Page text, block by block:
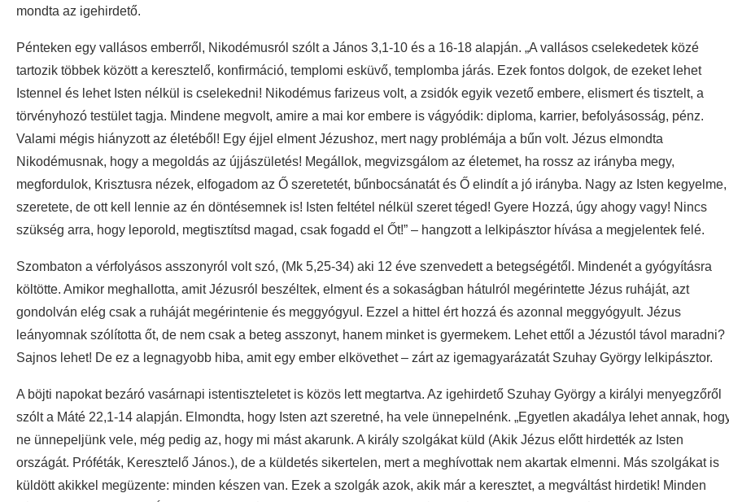
mondta az igehirdető.
Pénteken egy vallásos emberről, Nikodémusról szólt a János 3,1-10 és a 16-18 alapján. „A vallásos cselekedetek közé
tartozik többek között a keresztelő, konfirmáció, templomi esküvő, templomba járás. Ezek fontos dolgok, de ezeket lehet
Istennel és lehet Isten nélkül is cselekedni! Nikodémus farizeus volt, a zsidók egyik vezető embere, elismert és tisztelt, a
törvényhozó testület tagja. Mindene megvolt, amire a mai kor embere is vágyódik: diploma, karrier, befolyásosság, pénz.
Valami mégis hiányzott az életéből! Egy éjjel elment Jézushoz, mert nagy problémája a bűn volt. Jézus elmondta
Nikodémusnak, hogy a megoldás az újjászületés! Megállok, megvizsgálom az életemet, ha rossz az irányba megy,
megfordulok, Krisztusra nézek, elfogadom az Ő szeretetét, bűnbocsánatát és Ő elindít a jó irányba. Nagy az Isten kegyelme,
szeretete, de ott kell lennie az én döntésemnek is! Isten feltétel nélkül szeret téged! Gyere Hozzá, úgy ahogy vagy! Nincs
szükség arra, hogy leporold, megtisztítsd magad, csak fogadd el Őt!” – hangzott a lelkipásztor hívása a megjelentek felé.
Szombaton a vérfolyásos asszonyról volt szó, (Mk 5,25-34) aki 12 éve szenvedett a betegségétől. Mindenét a gyógyításra
költötte. Amikor meghallotta, amit Jézusról beszéltek, elment és a sokaságban hátulról megérintette Jézus ruháját, azt
gondolván elég csak a ruháját megérintenie és meggyógyul. Ezzel a hittel ért hozzá és azonnal meggyógyult. Jézus
leányomnak szólította őt, de nem csak a beteg asszonyt, hanem minket is gyermekem. Lehet ettől a Jézustól távol maradni?
Sajnos lehet! De ez a legnagyobb hiba, amit egy ember elkövethet – zárt az igemagyarázatát Szuhay György lelkipásztor.
A böjti napokat bezáró vasárnapi istentiszteletet is közös lett megtartva. Az igehirdető Szuhay György a királyi menyegzőről
szólt a Máté 22,1-14 alapján. Elmondta, hogy Isten azt szeretné, ha vele ünnepelnénk. „Egyetlen akadálya lehet annak,
ne ünnepeljünk vele, még pedig az, hogy mi mást akarunk. A király szolgákat küld (Akik Jézus előtt hirdették az Isten
országát. Próféták, Keresztelő János.), de a küldetés sikertelen, mert a meghívottak nem akartak elmenni. Más szolgákat is
küldött akikkel megüzente: minden készen van. Ezek a szolgák azok, akik már a keresztet, a megváltást hirdetik! Minden